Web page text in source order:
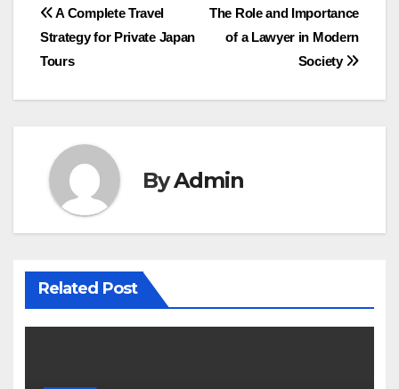
Post
navigation
The Role and Importance
of a Lawyer in Modern
Society
A Complete Travel
Strategy for Private Japan
Tours
ByAdmin
Related Post